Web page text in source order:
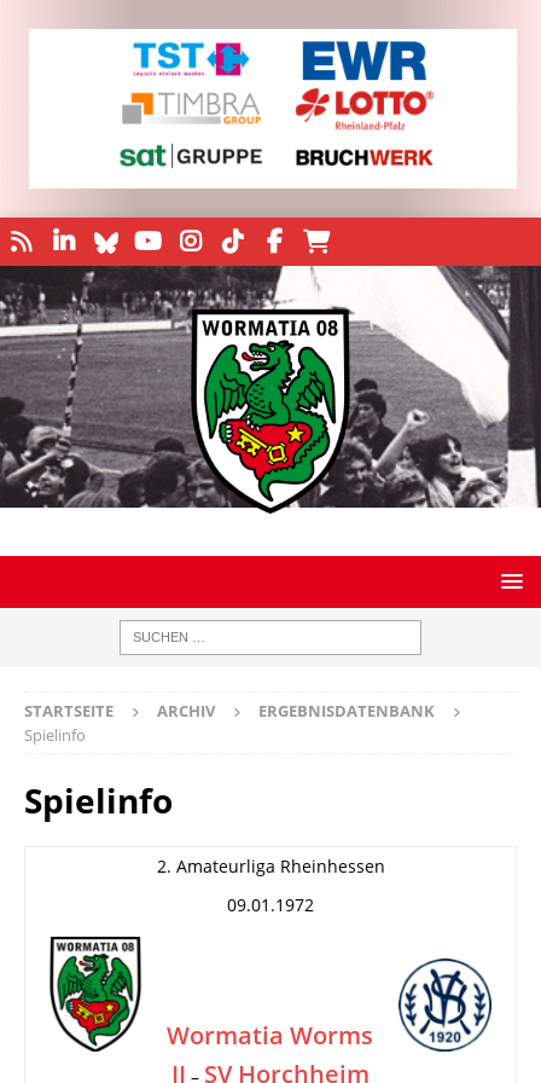
STARTSEITE ARCHIV
ERGEBNISDATENBANK
Spielinfo
Spielinfo
2. Amateurliga Rheinhessen
09.01.1972
Wormatia Worms
II – SV Horchheim